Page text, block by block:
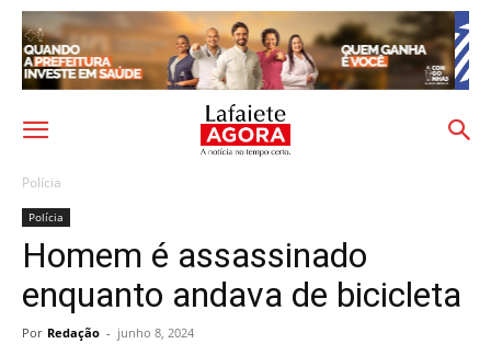
Polícia
Polícia
Homem é assassinado
enquanto andava de bicicleta
Por Redação - junho 8, 2024